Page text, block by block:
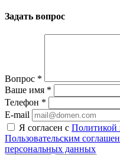
Задать вопрос
Вопрос *
Ваше имя *
Телефон *
E-mail
Я согласен с Политикой
Пользовательским
персональных данных